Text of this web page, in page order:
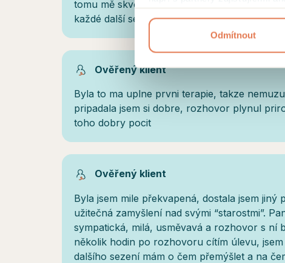
Odmítnout
tomu mě skvěle provází na cestě za jasně
každé další sezení s ní se těším, děkuji za to!
Ověřený klient
Byla to ma uplne prvni terapie, takze
pripadala jsem si dobre, rozhovor plynul
toho dobry pocit
Ověřený klient
Byla jsem mile překvapená, dostala jsem jiný
užitečná zamyšlení nad svými “starostmi”.
sympatická, milá, usměvavá a rozhovor s ní
několik hodin po rozhovoru cítím úlevu,
dalšího sezení mám o čem přemýšlet a na